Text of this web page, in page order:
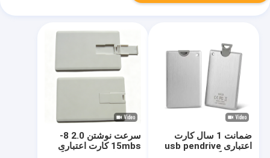
سرعت نوشتن 2.0 8-
15mbs کارت اعتباری
ضمانت 1 سال کارت
اعتباری usb pendrive